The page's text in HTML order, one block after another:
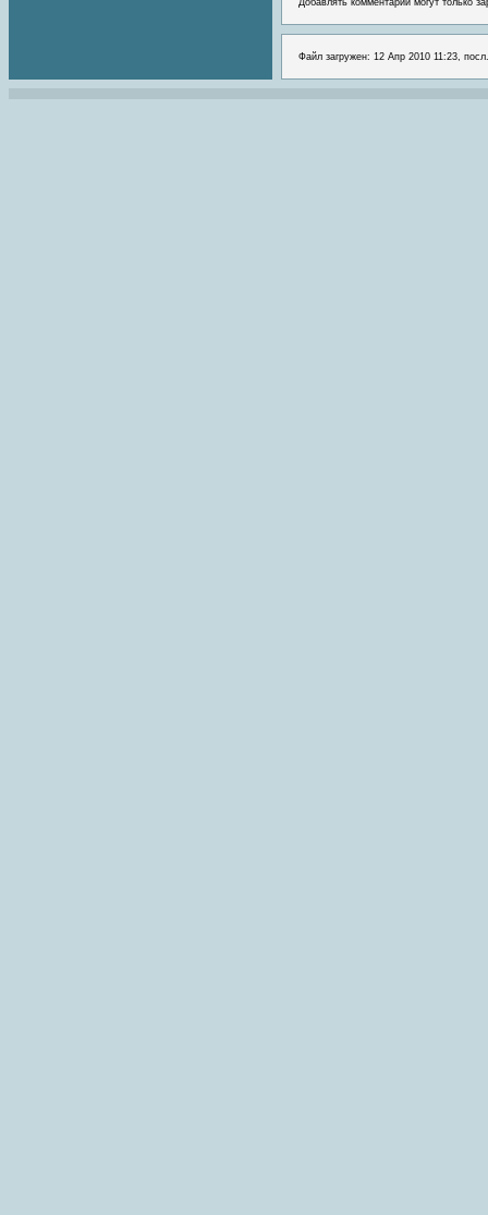
Добавлять комментарии могут только
Файл загружен: 12 Апр 2010 11:23,